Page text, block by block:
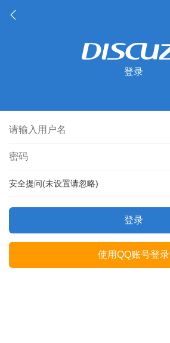
登录
安全提问(未设置请忽略)
登录
使用QQ账号登录